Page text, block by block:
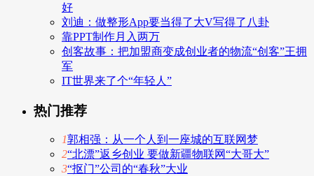
好
刘迪：做整形App要当得了大V写得了八卦
靠PPT制作月入两万
创客故事：把加盟商变成创业者的物流“创客”王拥
军
IT世界来了个“年轻人”
热门推荐
1郭相强：从一个人到一座城的互联网梦
2“北漂”返乡创业 要做新疆物联网“大哥大”
3“抠门”公司的“春秋”大业